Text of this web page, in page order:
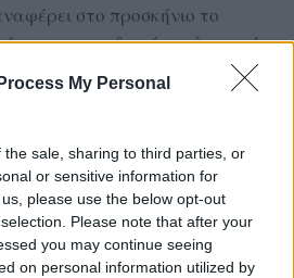
My Personal
sale, sharing to third parties, or
or sensitive information for
please use the below opt-out
Please note that after your
you may continue seeing
on personal information utilized by
στο προσκήνιο το
του μοναδικού γεωλογικού
αλλά και της ανάγκης
σε περιοχές ιδιαίτερου
επισκέπτες από όλο τον
άρθρα μας στα αποτελέσματα
αναζήτησης